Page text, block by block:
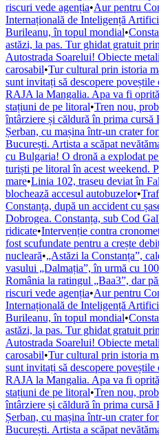
riscuri vede agenția•Aur pentru
Internațională de Inteligență
Burileanu, în topul mondial•
astăzi, la pas. Tur ghidat gratuit
Autostrada Soarelui! Obiecte
carosabil•Tur cultural prin istoria
sunt invitați să descopere
RAJA la Mangalia. Apa va fi
stațiuni de pe litoral•Tren nou,
întârziere și căldură în prima cursă
Șerban, cu mașina într-un crater
București. Artista a scăpat
cu Bulgaria! O dronă a explodat
turiști pe litoral în acest weekend.
mare•Linia 102, traseu deviat în
blochează accesul autobuzelor•
Constanța, după un accident cu
Dobrogea. Constanța, sub Cod
ridicate•Intervenție contra
fost scufundate pentru a crește
nucleară•„Astăzi la Constanța”,
vasului „Dalmația”, în urmă cu
România la ratingul „Baa3”, dar
riscuri vede agenția•Aur pentru
Internațională de Inteligență
Burileanu, în topul mondial•
astăzi, la pas. Tur ghidat gratuit
Autostrada Soarelui! Obiecte
carosabil•Tur cultural prin istoria
sunt invitați să descopere
RAJA la Mangalia. Apa va fi
stațiuni de pe litoral•Tren nou,
întârziere și căldură în prima cursă
Șerban, cu mașina într-un crater
București. Artista a scăpat